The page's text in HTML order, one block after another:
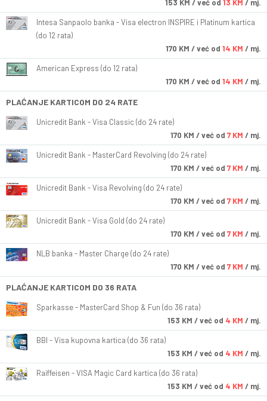
153 KM / već od 13 KM / mj.
Intesa Sanpaolo banka - Visa electron INSPIRE i Platinum kartica
(do 12 rata)
170 KM / već od 14 KM / mj.
American Express (do 12 rata)
170 KM / već od 14 KM / mj.
PLAĆANJE KARTICOM DO 24 RATE
Unicredit Bank - Visa Classic (do 24 rate)
170 KM / već od 7 KM / mj.
Unicredit Bank - MasterCard Revolving (do 24 rate)
170 KM / već od 7 KM / mj.
Unicredit Bank - Visa Revolving (do 24 rate)
170 KM / već od 7 KM / mj.
Unicredit Bank - Visa Gold (do 24 rate)
170 KM / već od 7 KM / mj.
NLB banka - Master Charge (do 24 rate)
170 KM / već od 7 KM / mj.
PLAĆANJE KARTICOM DO 36 RATA
Sparkasse - MasterCard Shop & Fun (do 36 rata)
153 KM / već od 4 KM / mj.
BBI - Visa kupovna kartica (do 36 rata)
153 KM / već od 4 KM / mj.
Raiffeisen - VISA Magic Card kartica (do 36 rata)
153 KM / već od 4 KM / mj.